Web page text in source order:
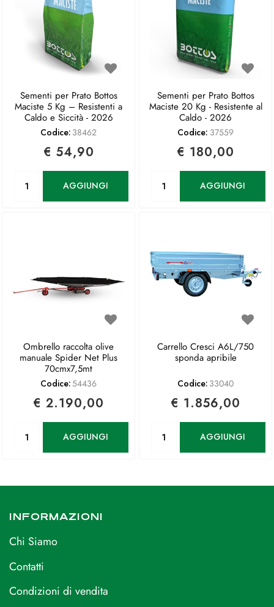
Sementi per Prato Bottos
Maciste 5 Kg – Resistenti a
Caldo e Siccità - 2026
Codice: 38462
€ 54,90
AGGIUNGI
Sementi per Prato Bottos
Maciste 20 Kg - Resistente al
Caldo - 2026
Codice: 37559
€ 180,00
AGGIUNGI
Ombrello raccolta olive
manuale Spider Net Plus
70cmx7,5mt
Codice:54436
€ 2.190,00
AGGIUNGI
Carrello Cresci A6L/750
sponda apribile
Codice: 33040
€ 1.856,00
AGGIUNGI
INFORMAZIONI
Chi Siamo
Contatti
Condizioni di vendita